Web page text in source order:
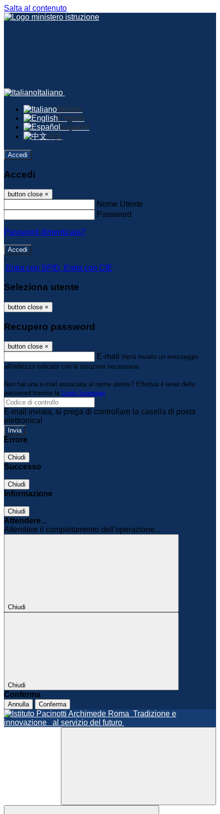
Salta al contenuto
Italiano
Italiano
English
Español
中文
Accedi
Accedi
button close ×
Nome Utente
Password
Password dimenticata?
-
Entra con SPID
Entra con CIE
Seleziona utente
button close ×
Recupero password
button close ×
E-mail Verrà inviato un messaggio
all'indirizzo indicato con le istruzioni necessarie.
Non hai una e-mail associata al nome utente? Effettua il reset della
password tramite la Login Spaggiari
E-mail inviata, si prega di controllare la casella di posta
elettronica!
Errore
Chiudi
Successo
Chiudi
Informazione
Chiudi
Attendere...
Attendere il completamento dell'operazione...
Chiudi
Chiudi
Conferma
Annulla Conferma
Roma Tradizione e
innovazione
al servizio del futuro